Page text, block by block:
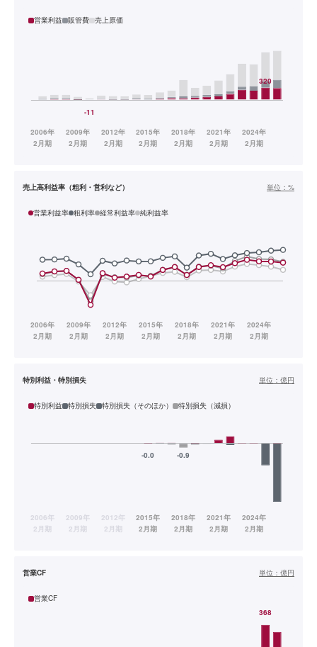
営業利益 販管費 売上原価
売上高利益率（粗利・営利など） 単位： %
営業利益率 粗利率 経常利益率 純利益率
特別利益・特別損失 単位： 億円
特別利益 特別損失 特別損失（そのほか） 特別損失（減損）
営業CF 単位： 億円
営業CF